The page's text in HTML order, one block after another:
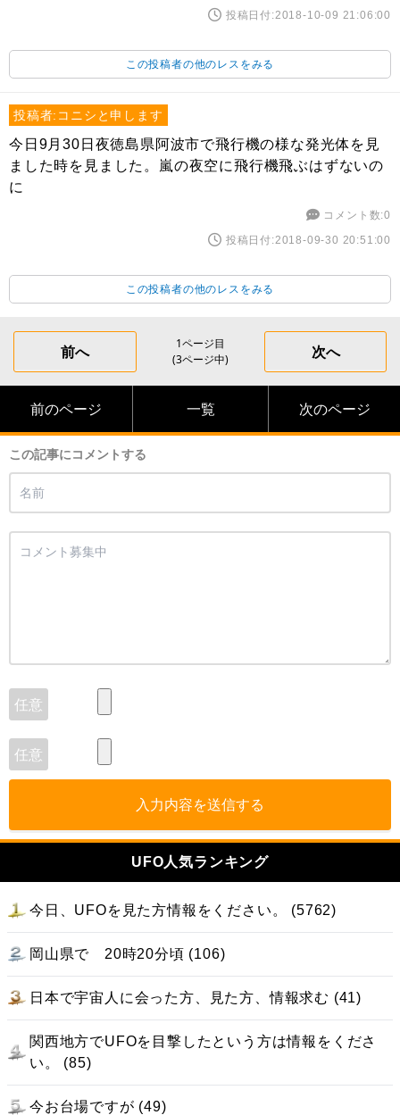
投稿日付:2018-10-09 21:06:00
この投稿者の他のレスをみる
投稿者:コニシと申します
今日9月30日夜徳島県阿波市で飛行機の様な発光体を見
ました時を見ました。嵐の夜空に飛行機飛ぶはずないの
に
コメント数:0
投稿日付:2018-09-30 20:51:00
この投稿者の他のレスをみる
前へ
1ページ目
(3ページ中)
次へ
前のページ 一覧 次のページ
この記事にコメントする
入力内容を送信する
UFO人気ランキング
今日、UFOを見た方情報をください。 (5762)
岡山県で 20時20分頃 (106)
日本で宇宙人に会った方、見た方、情報求む (41)
関西地方でUFOを目撃したという方は情報をくださ
い。 (85)
今お台場ですが (49)